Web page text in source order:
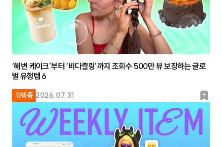
유행중 2026.07.31
북
마
크
‘해변 케이크’부터 ‘비다즐링’까지 조회수 500만 뷰 보장하는 글로
벌 유행템 6